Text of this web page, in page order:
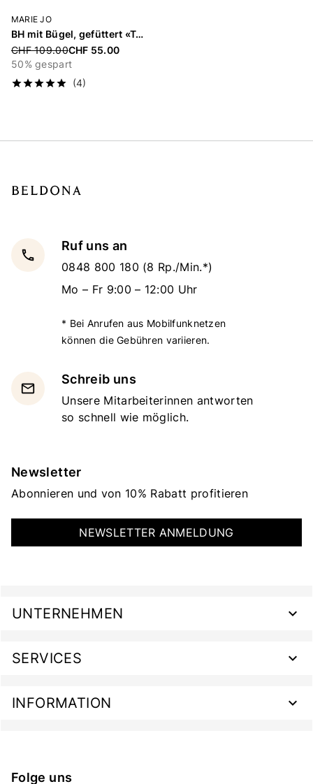
MARIE JO
BH mit Bügel, gefüttert «Tom»
Price reduced from
CHF 109.00CHF 55.00
50% gespart
(4)
local_phone
Ruf uns an
0848 800 180 (8 Rp./Min.*)
Mo – Fr 9:00 – 12:00 Uhr
* Bei Anrufen aus Mobilfunknetzen
können die Gebühren variieren.
email
Schreib uns
Unsere Mitarbeiterinnen antworten
so schnell wie möglich.
Newsletter
Abonnieren und von 10% Rabatt profitieren
NEWSLETTER ANMELDUNG
UNTERNEHMEN
SERVICES
INFORMATION
Folge uns